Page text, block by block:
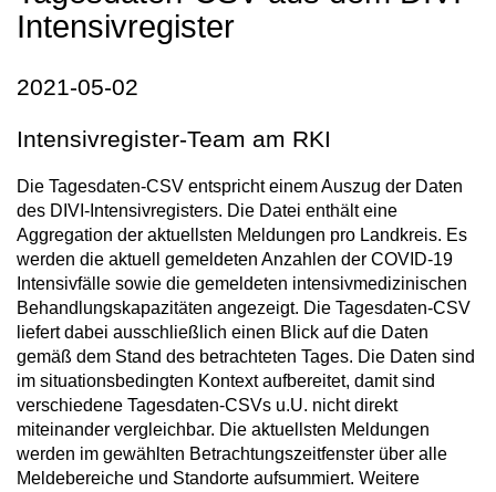
Intensivregister
2021-05-02
Intensivregister-Team am RKI
Die Tagesdaten-CSV entspricht einem Auszug der Daten
des DIVI-Intensivregisters. Die Datei enthält eine
Aggregation der aktuellsten Meldungen pro Landkreis. Es
werden die aktuell gemeldeten Anzahlen der COVID-19
Intensivfälle sowie die gemeldeten intensivmedizinischen
Behandlungskapazitäten angezeigt. Die Tagesdaten-CSV
liefert dabei ausschließlich einen Blick auf die Daten
gemäß dem Stand des betrachteten Tages. Die Daten sind
im situationsbedingten Kontext aufbereitet, damit sind
verschiedene Tagesdaten-CSVs u.U. nicht direkt
miteinander vergleichbar. Die aktuellsten Meldungen
werden im gewählten Betrachtungszeitfenster über alle
Meldebereiche und Standorte aufsummiert. Weitere